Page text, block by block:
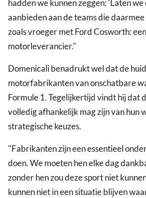
hadden we kunnen zeggen: 'Laten
aanbieden aan de teams die
zoals vroeger met Ford Cosworth:
motorleverancier."
Domenicali benadrukt wel dat de
motorfabrikanten van onschatbare
Formule 1. Tegelijkertijd vindt hij dat
volledig afhankelijk mag zijn van hun
strategische keuzes.
"Fabrikanten zijn een essentieel
doen. We moeten hen elke dag
zonder hen zou deze sport niet
kunnen niet in een situatie blijven